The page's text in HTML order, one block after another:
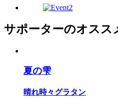
サポーターのオスス
夏の雫
晴れ時々グラタン